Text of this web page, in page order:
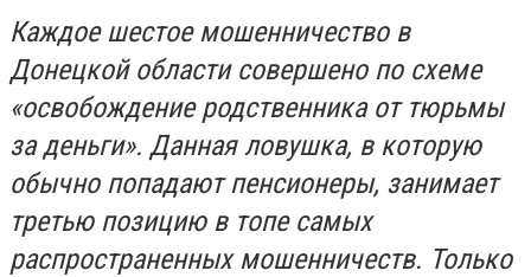
Каждое шестое мошенничество в
Донецкой области совершено по схеме
«освобождение родственника от тюрьмы
за деньги». Данная ловушка, в которую
обычно попадают пенсионеры, занимает
третью позицию в топе самых
распространенных мошенничеств. Только